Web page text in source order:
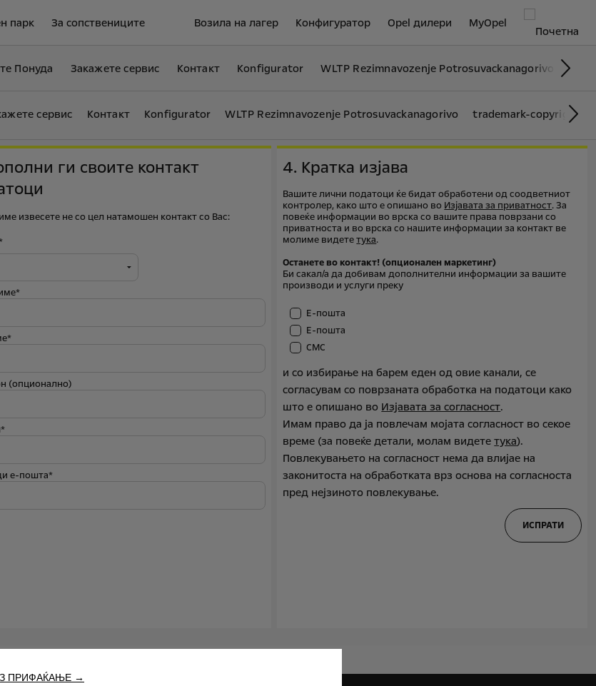
Возила на лагер Конфигуратор Opel дилери MyOpel
парк За сопствениците
Понуда Закажете сервис Контакт Konfigurator WLTP Rezimnavozenje Potrosuvackanagorivo
сервис Контакт Konfigurator WLTP Rezimnavozenje Potrosuvackanagorivo
trademark-copyrights
ги своите контакт
извесете не со цел натамошен контакт со Вас:
(опционално)
е-пошта*
4. Кратка изјава
Вашите лични податоци ќе бидат обработени од соодветниот
контролер, како што е опишано во Изјавата за приватност. За
повеќе информации во врска со вашите права поврзани со
приватноста и во врска со нашите информации за контакт ве
молиме видететука.
Останете во контакт! (опционален маркетинг)
Би сакал/а да добивам дополнителни информации за вашите
производи и услуги преку
Е-пошта
Е-пошта
СМС
и со избирање на барем еден од овие канали, се
согласувам со поврзаната обработка на податоци како
што е опишано во Изјавата за согласност.
Имам право да ја повлечам мојата согласност во секое
време (за повеќе детали, молам видететука).
Повлекувањето на согласност нема да влијае на
законитоста на обработката врз основа на согласноста
пред нејзиното повлекување.
ИСПРАТИ
ПРИФАЌАЊЕ →